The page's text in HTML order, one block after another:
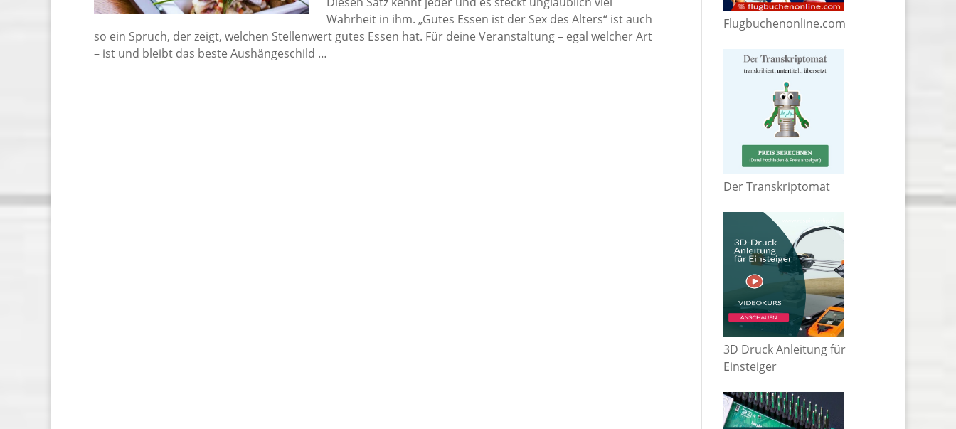
Wahrheit in ihm. „Gutes Essen ist der Sex des Alters“ ist auch
so ein Spruch, der zeigt, welchen Stellenwert gutes Essen hat. Für deine Veranstaltung – egal welcher Art
– ist und bleibt das beste Aushängeschild …
Flugbuchenonline.com
Der Transkriptomat
3D Druck Anleitung für
Einsteiger